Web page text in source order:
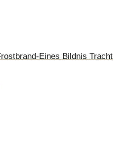
Eines Bildnis Tracht